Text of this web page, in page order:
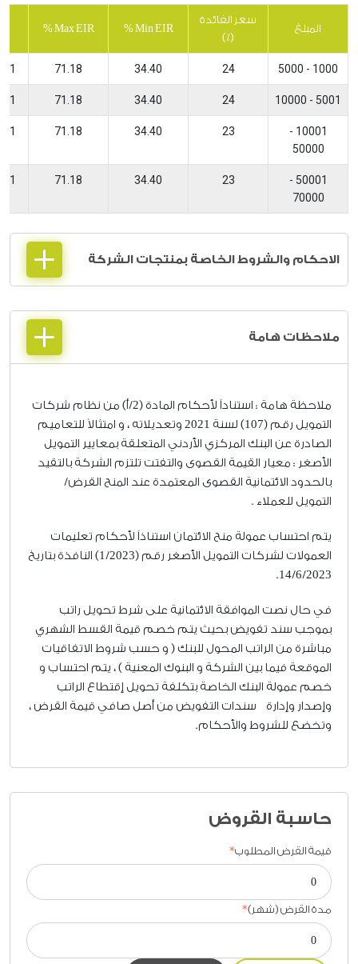
المبلغ
سعر الفائدة
(٪)
Min EIR %
Max EIR %
1000 - 5000
24
34.40
71.18 1 - 12 أشهر
5001 - 10000
24
34.40
71.18 1 - 12 أشهر
10001 -
50000
23
34.40
71.18 1 - 12 أشهر
50001 -
70000
23
34.40
71.18 1 - 12 أشهر
الاحكام والشروط الخاصة بمنتجات الشركة
ملاحظات هامة
ملاحظة هامة : استناداً لأحكام المادة (2/أ) من نظام شركات
التمويل رقم (107) لسنة 2021 وتعديلاته ، و امتثالاً للتعاميم
الصادرة عن البنك المركزي الأردني المتعلقة بمعايير التمويل
الأصغر : معيار القيمة القصوى والتفتت تلتزم الشركة بالتقيد
بالحدود الائتمانية القصوى المعتمدة عند المنح القرض/
التمويل للعملاء .
يتم احتساب عمولة منح الائتمان استناذاً لأحكام تعليمات
العمولات لشركات التمويل الأصغر رقم (1/2023) النافذة بتاريخ
14/6/2023.
في حال نصت الموافقة الائتمانية على شرط تحويل راتب
بموجب سند تفويض بحيث يتم خصم قيمة القسط الشهري
مباشرة من الراتب المحول للبنك ( و حسب شروط الاتفاقيات
الموقعة فيما بين الشركة و البنوك المعنية ) ، يتم احتساب و
خصم عمولة البنك الخاصة بتكلفة تحويل إقتطاع الراتب
وإصدار وإدارة سندات التفويض من أصل صافي قيمة القرض ،
وتخضع للشروط والأحكام.
حاسبة القروض
قيمة القرض المطلوب
مدة القرض (شهر)